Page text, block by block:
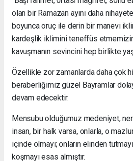
olan bir Ramazan ayını daha
boyunca oruç ile derin bir manevi
kardeşlik iklimini teneffüs
kavuşmanın sevincini hep birlikte
Özellikle zor zamanlarda daha çok
beraberliğimiz güzel Bayramlar
devam edecektir.
Mensubu olduğumuz medeniyet,
insan, bir halk varsa, onlarla, o
içinde olmayı; onların elinden
koşmayı esas almıştır.